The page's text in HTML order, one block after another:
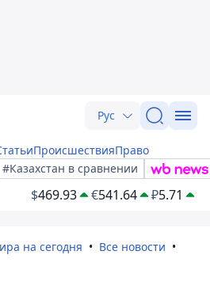
Рус
ПроисшествияПраво
#Казахстан в сравнении
$469.93 €541.64 ₽5.71
на сегодня
Все новости